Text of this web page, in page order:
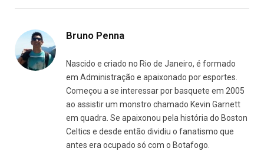
Bruno Penna
Nascido e criado no Rio de Janeiro, é formado
em Administração e apaixonado por esportes.
Começou a se interessar por basquete em 2005
ao assistir um monstro chamado Kevin Garnett
em quadra. Se apaixonou pela história do Boston
Celtics e desde então dividiu o fanatismo que
antes era ocupado só com o Botafogo.